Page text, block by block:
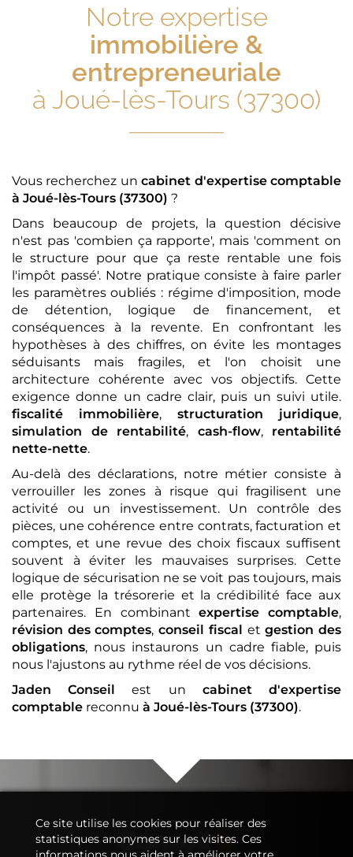
Notre expertise
immobilière &
entrepreneuriale
à Joué-lès-Tours (37300)
Vous recherchez uncabinet d'expertise comptable
à Joué-lès-Tours (37300) ?
Dans beaucoup de projets, la question décisive
n'est pas 'combien ça rapporte', mais 'comment on
le structure pour que ça reste rentable une fois
l'impôt passé'. Notre pratique consiste à faire parler
les paramètres oubliés : régime d'imposition, mode
de détention, logique de financement, et
conséquences à la revente. En confrontant les
hypothèses à des chiffres, on évite les montages
séduisants mais fragiles, et l'on choisit une
architecture cohérente avec vos objectifs. Cette
exigence donne un cadre clair, puis un suivi utile.
fiscalité immobilière, structuration juridique,
simulation de rentabilité, cash-flow, rentabilité
nette-nette.
Au-delà des déclarations, notre métier consiste à
verrouiller les zones à risque qui fragilisent une
activité ou un investissement. Un contrôle des
pièces, une cohérence entre contrats, facturation et
comptes, et une revue des choix fiscaux suffisent
souvent à éviter les mauvaises surprises. Cette
logique de sécurisation ne se voit pas toujours, mais
elle protège la trésorerie et la crédibilité face aux
partenaires. En combinantexpertise comptable,
révision des comptes,conseil fiscal etgestion des
obligations, nous instaurons un cadre fiable, puis
nous l'ajustons au rythme réel de vos décisions.
Jaden Conseil est un cabinet d'expertise
comptable reconnu à Joué-lès-Tours (37300).
Conseil&
Ce site utilise les cookies pour réaliser des
statistiques anonymes sur les visites. Ces